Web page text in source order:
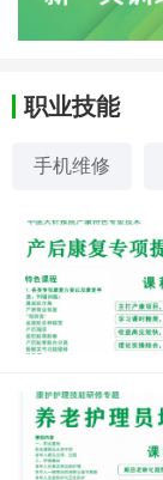
职业技能
手机维修
美甲